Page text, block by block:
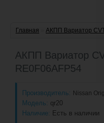
Главная АКПП Вариатор
АКПП Вариатор
RE0F06AFP54
Производитель: Nissan
Модель: qr20
Наличие: Есть в наличии